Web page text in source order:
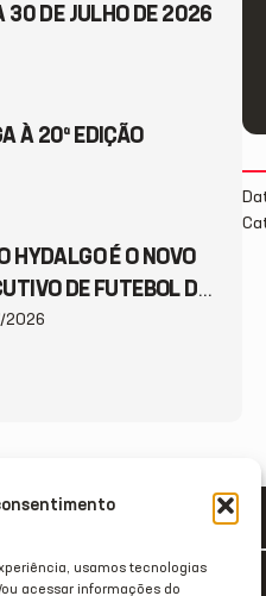
usamos tecnologias
acessar informações do
30 DE JULHO DE 2026
À 20ª EDIÇÃO
HYDALGO É O NOVO
DE FUTEBOL DO
2026